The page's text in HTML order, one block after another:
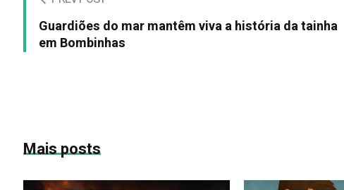
Guardiões do mar mantêm viva a história da tainha
em Bombinhas
Mais posts